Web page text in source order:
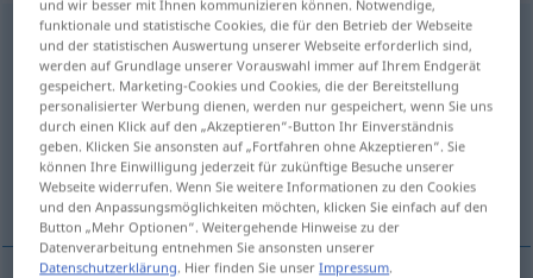
Etikettenschwindelm <Etikettenschwindels;
Etikettenschwindel>
Übersicht aller Übersetzungen
(Für mehr Details die Übersetzung anklicken/antippen)
falsificación de etiquetas
und wir besser mit Ihnen kommunizieren können. Notwendige,
funktionale und statistische Cookies, die für den Betrieb der Webseite
und der statistischen Auswertung unserer Webseite erforderlich sind,
werden auf Grundlage unserer Vorauswahl immer auf Ihrem Endgerät
gespeichert. Marketing-Cookies und Cookies, die der Bereitstellung
personalisierter Werbung dienen, werden nur gespeichert, wenn Sie uns
durch einen Klick auf den „Akzeptieren“-Button Ihr Einverständnis
geben. Klicken Sie ansonsten auf „Fortfahren ohne Akzeptieren“. Sie
können Ihre Einwilligung jederzeit für zukünftige Besuche unserer
Webseite widerrufen. Wenn Sie weitere Informationen zu den Cookies
und den Anpassungsmöglichkeiten möchten, klicken Sie einfach auf den
Button „Mehr Optionen“. Weitergehende Hinweise zu der
Datenverarbeitung entnehmen Sie ansonsten unserer
Datenschutzerklärung. Hier finden Sie unserImpressum.